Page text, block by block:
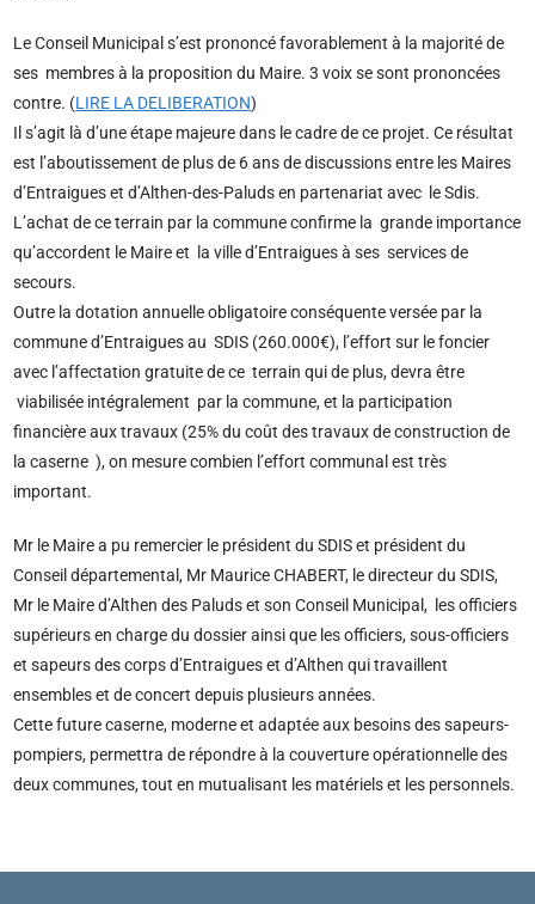
Le Conseil Municipal s’est prononcé favorablement à la majorité de
ses membres à la proposition du Maire. 3 voix se sont prononcées
contre. (LIRE LA DELIBERATION)
Il s’agit là d’une étape majeure dans le cadre de ce projet. Ce résultat
est l’aboutissement de plus de 6 ans de discussions entre les Maires
d’Entraigues et d’Althen-des-Paluds en partenariat avec le Sdis.
L’achat de ce terrain par la commune confirme la grande importance
qu’accordent le Maire et la ville d’Entraigues à ses services de
secours.
Outre la dotation annuelle obligatoire conséquente versée par la
commune d’Entraigues au SDIS (260.000€), l’effort sur le foncier
avec l’affectation gratuite de ce terrain qui de plus, devra être
viabilisée intégralement par la commune, et la participation
financière aux travaux (25% du coût des travaux de construction de
la caserne ), on mesure combien l’effort communal est très
important.
Mr le Maire a pu remercier le président du SDIS et président du
Conseil départemental, Mr Maurice CHABERT, le directeur du SDIS,
Mr le Maire d’Althen des Paluds et son Conseil Municipal, les officiers
supérieurs en charge du dossier ainsi que les officiers, sous-officiers
et sapeurs des corps d’Entraigues et d’Althen qui travaillent
ensembles et de concert depuis plusieurs années.
Cette future caserne, moderne et adaptée aux besoins des sapeurs-
pompiers, permettra de répondre à la couverture opérationnelle des
deux communes, tout en mutualisant les matériels et les personnels.